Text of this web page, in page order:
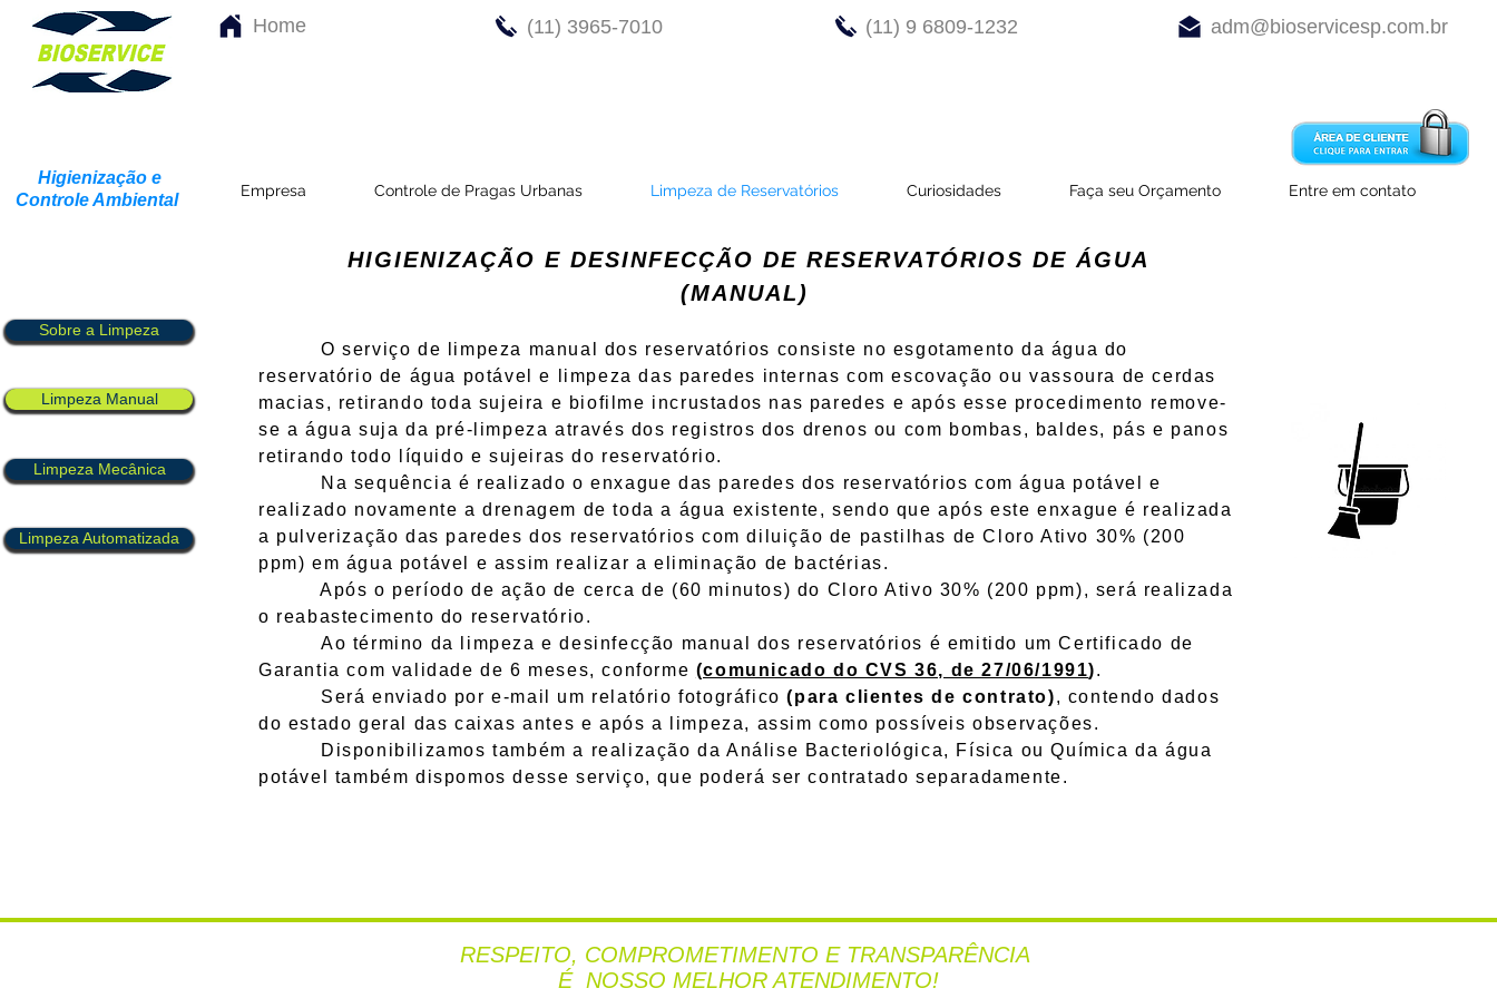
Home (11) 3965-7010 (11) 9 6809-1232 adm@bioservicesp.com.br
Higienização e
Controle Ambiental
Empresa Controle de Pragas Urbanas Limpeza de Reservatórios Curiosidades Faça seu Orçamento Entre em contato
Sobre a Limpeza
Limpeza Manual
Limpeza Mecânica
Limpeza Automatizada
HIGIENIZAÇÃO E DESINFECÇÃO DE RESERVATÓRIOS DE ÁGUA
(MANUAL)
O serviço de limpeza manual dos reservatórios consiste no esgotamento da água do
reservatório de água potável e limpeza das paredes internas com escovação ou vassoura de cerdas
macias, retirando toda sujeira e biofilme incrustados nas paredes e após esse procedimento remove-
se a água suja da pré-limpeza através dos registros dos drenos ou com bombas, baldes, pás e panos
retirando todo líquido e sujeiras do reservatório.
Na sequência é realizado o enxague das paredes dos reservatórios com água potável e
realizado novamente a drenagem de toda a água existente, sendo que após este enxague é realizada
a pulverização das paredes dos reservatórios com diluição de pastilhas de Cloro Ativo 30% (200
ppm) em água potável e assim realizar a eliminação de bactérias.
Após o período de ação de cerca de (60 minutos) do Cloro Ativo 30% (200 ppm), será realizada
o reabastecimento do reservatório.
Ao término da limpeza e desinfecção manual dos reservatórios é emitido um Certificado de
Garantia com validade de 6 meses, conforme (comunicado do CVS 36, de 27/06/1991).
Será enviado por e-mail um relatório fotográfico(para clientes de contrato), contendo dados
do estado geral das caixas antes e após a limpeza, assim como possíveis observações.
Disponibilizamos também a realização da Análise Bacteriológica, Física ou Química da água
potável também dispomos desse serviço, que poderá ser contratado separadamente.
RESPEITO, COMPROMETIMENTO E TRANSPARÊNCIA
É NOSSO MELHOR ATENDIMENTO!